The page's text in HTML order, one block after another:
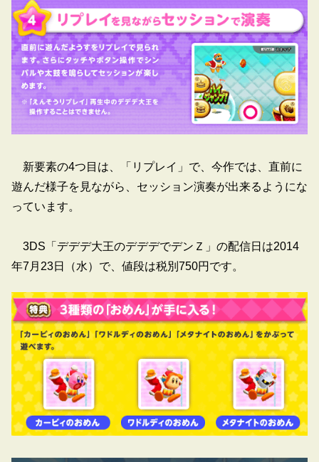
新要素の4つ目は、「リプレイ」で、今作では、直前に
遊んだ様子を見ながら、セッション演奏が出来るようにな
っています。
3DS「デデデ大王のデデデでデンＺ」の配信日は2014
年7月23日（水）で、値段は税別750円です。